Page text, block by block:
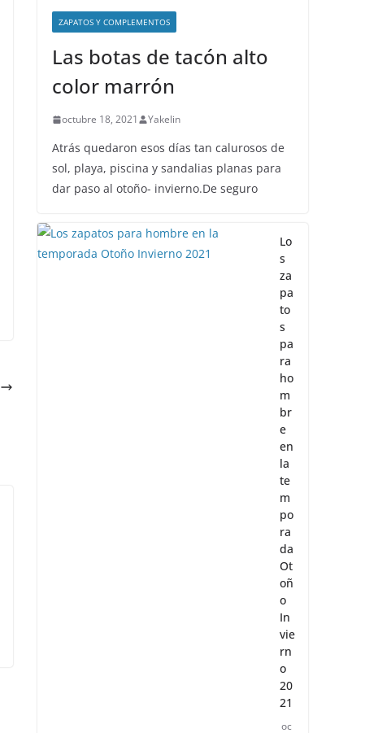
ZAPATOS Y COMPLEMENTOS
Las botas de tacón alto
color marrón
octubre 18, 2021 Yakelin
Atrás quedaron esos días tan calurosos de
sol, playa, piscina y sandalias planas para
dar paso al otoño- invierno.De seguro
Lo
s
za
pa
to
s
pa
ra
ho
m
br
e
en
la
te
m
po
ra
da
Ot
oñ
o
In
vie
rn
o
20
21
oc